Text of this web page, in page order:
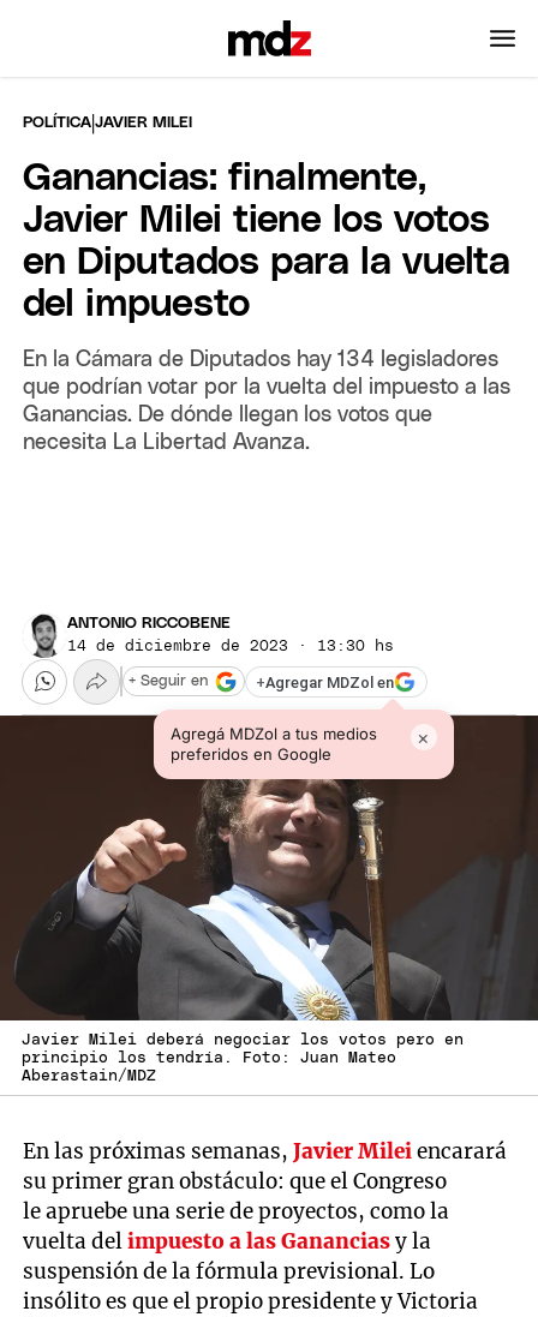
POLÍTICA |JAVIER MILEI
Ganancias: finalmente,
Javier Milei tiene los votos
en Diputados para la vuelta
del impuesto
En la Cámara de Diputados hay 134 legisladores
que podrían votar por la vuelta del impuesto a las
Ganancias. De dónde llegan los votos que
necesita La Libertad Avanza.
ANTONIO RICCOBENE
14 de diciembre de 2023 · 13:30 hs
+Agregar MDZol en
Agregá MDZol a tus medios
preferidos en Google
×
+ Seguir en
Javier Milei deberá negociar los votos pero en
principio los tendría. Foto: Juan Mateo
Aberastain/MDZ
En las próximas semanas,Javier Mileiencarará
su primer gran obstáculo: que el Congreso
le apruebe una serie de proyectos, como la
vuelta delimpuesto a las Gananciasy la
suspensión de la fórmula previsional. Lo
insólito es que el propio presidente y Victoria